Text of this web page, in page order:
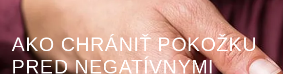
AKO CHRÁNIŤ POKOŽKU
PRED NEGATÍVNYMI